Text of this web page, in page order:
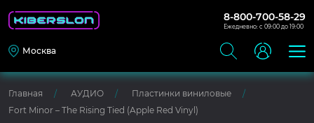
8-800-700-58-29
Ежедневно: с 09:00 до 19:00
Москва
Главная АУДИО
Пластинки виниловые
Fort Minor – The Rising Tied (Apple Red Vinyl)